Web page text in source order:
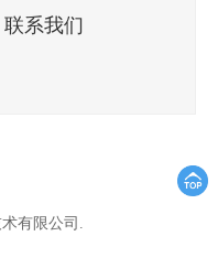
联系我们
术有限公司.